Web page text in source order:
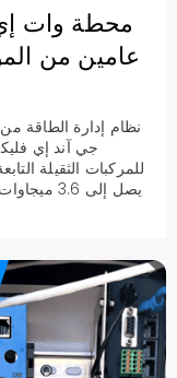
محطة وات
عامين من
نظام إدارة الطاقة
جي آند إي
للمركبات الثقيلة
يصل إلى